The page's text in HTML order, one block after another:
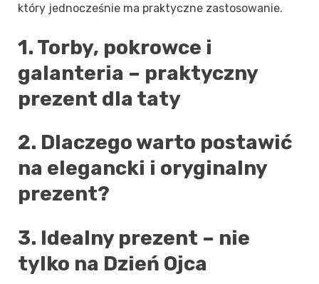
który jednocześnie ma praktyczne zastosowanie.
1. Torby, pokrowce i
galanteria – praktyczny
prezent dla taty
2. Dlaczego warto postawić
na elegancki i oryginalny
prezent?
3. Idealny prezent – nie
tylko na Dzień Ojca